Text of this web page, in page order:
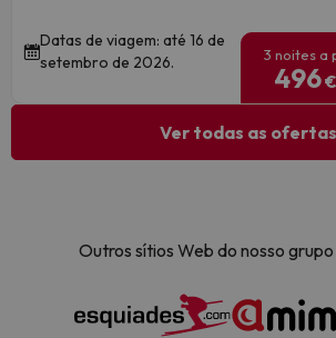
Datas de viagem: até 16 de
setembro de 2026.
3 noites a
496€
Ver todas as ofertas
Outros sítios Web do nosso